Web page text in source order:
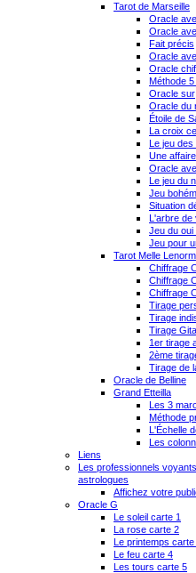
Tarot de Marseille
Oracle
Oracle
Fait précis
Oracle
Oracle
Méthode
Oracle sur
Oracle du
Étoile de
La croix
Le jeu des
Une
Oracle
Le jeu du
Jeu
Situation
L'arbre de
Jeu du oui
Jeu pour
Tarot Melle
Chiffrage
Chiffrage
Chiffrage
Tirage
Tirage
Tirage
1er tirage
2ème
Tirage de
Oracle de Belline
Grand Etteilla
Les 3
Méthode
L'Échelle
Les
Liens
Les professionnels
astrologues
Affichez votre
Oracle G
Le soleil carte 1
La rose carte 2
Le printemps carte
Le feu carte 4
Les tours carte 5